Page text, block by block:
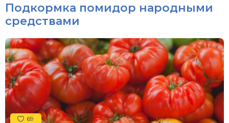
Подкормка помидор народными
средствами
69